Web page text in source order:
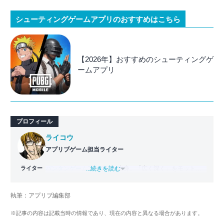
シューティングゲームアプリのおすすめはこちら
【2026年】おすすめのシューティングゲ
ームアプリ
プロフィール
ライター
ライコウ
アプリブゲーム担当ライター
バンタンゲームアカデミー 出身。「広く深く」をモットー
ゲームだけでも1,000本以上。ゲーム開発者を目指した経験
くして面白さを引き出し、人々に伝えるためゲームライタ
...続きを読む
執筆：アプリブ編集部
※記事の内容は記載当時の情報であり、現在の内容と異なる場合があります。